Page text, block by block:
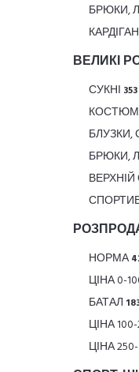
БРЮКИ,
ВЕЛИКІ
СУКНІ 353
БРЮКИ,
НОРМА
ЦІНА 0-
БАТАЛ
ЦІНА
ЦІНА